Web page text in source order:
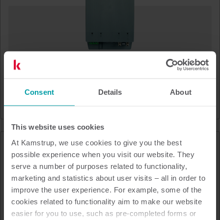
Consent Details About
This website uses cookies
At Kamstrup, we use cookies to give you the best
possible experience when you visit our website. They
serve a number of purposes related to functionality,
marketing and statistics about user visits – all in order to
improve the user experience. For example, some of the
cookies related to functionality aim to make our website
easier for you to use, such as pre-completed forms or
Electricidad Lectura de contadores